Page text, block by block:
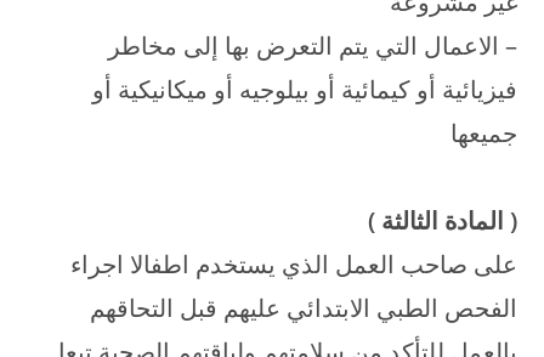
– الاعمال التي يتم التعرض بها إلى مخاطر
فيزيائية أو كيمائية أو بيلوجيه أو ميكانيكية أو
جميعها
( المادة الثالثة )
على صاحب العمل الذي يستخدم اطفالا اجراء
الفحص الطبي الابتدائي عليهم قبل التحاقهم